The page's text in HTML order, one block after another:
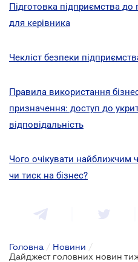
Підготовка підприємства до
для керівника
Чекліст безпеки
Правила використання
призначення: доступ до
відповідальність
Чого очікувати найближчим
чи тиск на бізнес?
Головна / Новини /